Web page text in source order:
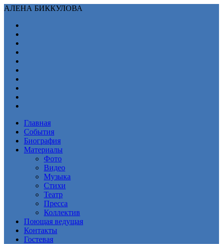
АЛЕНА БИККУЛОВА
Главная
События
Биография
Материалы
Фото
Видео
Музыка
Стихи
Театр
Пресса
Коллектив
Поющая ведущая
Контакты
Гостевая